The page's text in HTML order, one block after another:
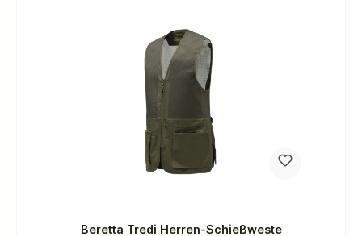
Beretta Tredi Herren-Schießweste